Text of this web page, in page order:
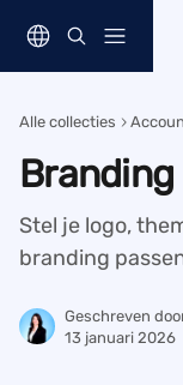
Alle collecties
Branding
Stel je logo,
branding
Geschreven
13 januari 2026